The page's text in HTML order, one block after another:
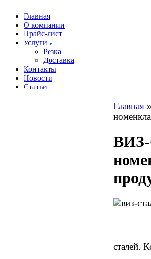
Главная
О компании
Прайс-лист
Услуги
Резка
Доставка
Контакты
Новости
Статьи
Главная »
ВИЗ-
сталей.